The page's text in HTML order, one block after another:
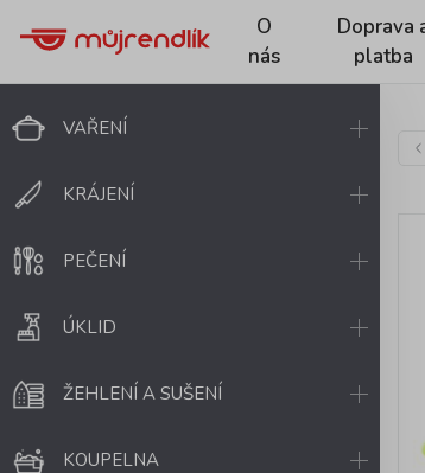
O
nás
Doprava
platba
VAŘENÍ
KRÁJENÍ
PEČENÍ
ÚKLID
ŽEHLENÍ A SUŠENÍ
KOUPELNA